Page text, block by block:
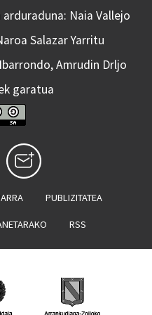
Naia Vallejo
Salazar Yarritu
Amrudin Drljo
garatua
PUBLIZITATEA
RSS